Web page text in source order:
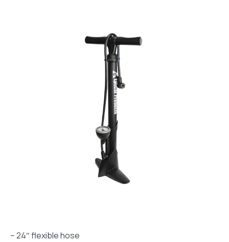
– 24″ flexible hose